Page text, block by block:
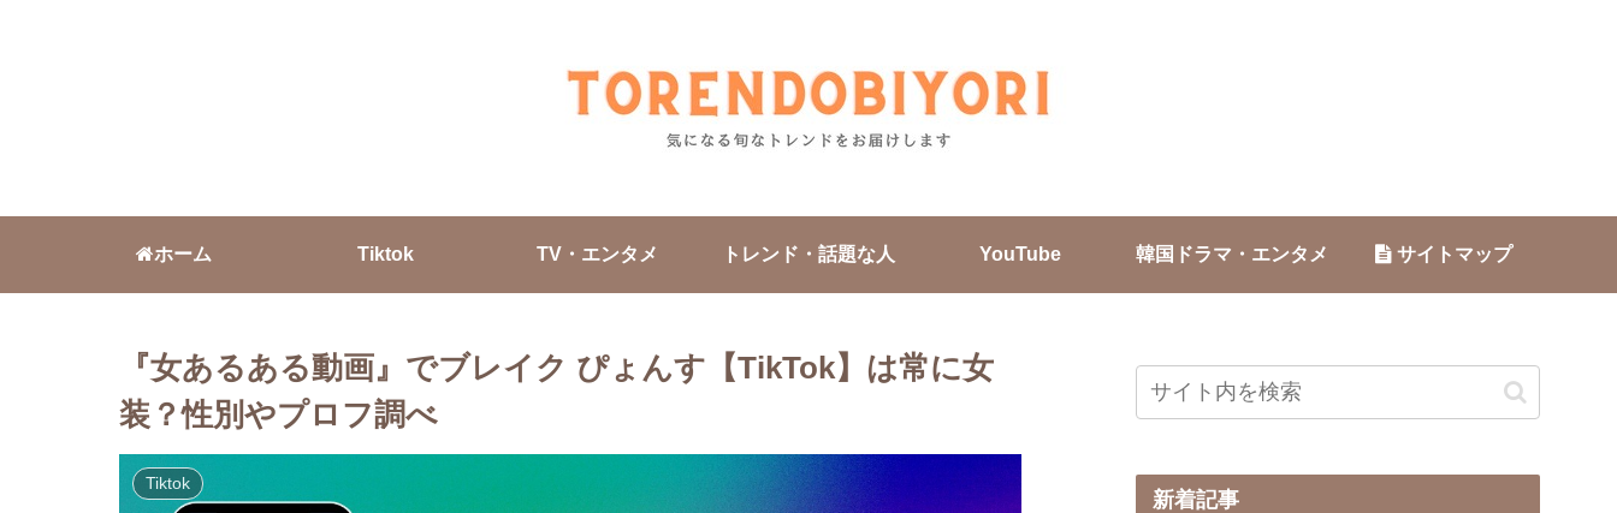
ホーム Tiktok TV・エンタメ トレンド・話題な人 YouTube 韓国ドラマ・エンタメ サイトマップ
『女あるある動画』でブレイク ぴょんす【TikTok】は常に女
装？性別やプロフ調べ
Tiktok
新着記事